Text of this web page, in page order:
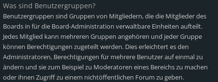
Was sind Benutzergruppen?
Benutzergruppen sind Gruppen von Mitgliedern, die die Mitglieder des
Boards in für die Board-Administration verwaltbare Einheiten aufteilt.
Jedes Mitglied kann mehreren Gruppen angehören und jeder Gruppe
können Berechtigungen zugeteilt werden. Dies erleichtert es den
Administratoren, Berechtigungen für mehrere Benutzer auf einmal zu
ändern und sie zum Beispiel zu Moderatoren eines Bereichs zu machen
oder ihnen Zugriff zu einem nichtöffentlichen Forum zu geben.